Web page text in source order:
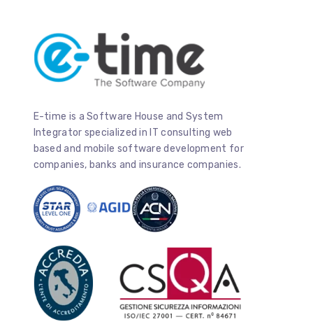
E-time is a Software House and System
Integrator specialized in IT consulting web
based and mobile software development for
companies, banks and insurance companies.